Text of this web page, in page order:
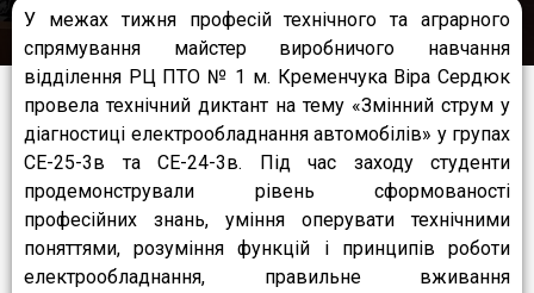
У межах тижня професій технічного та аграрного
спрямування майстер виробничого навчання
відділення РЦ ПТО № 1 м. Кременчука Віра Сердюк
провела технічний диктант на тему «Змінний струм у
діагностиці електрообладнання автомобілів» у групах
СЕ-25-3в та СЕ-24-3в. Під час заходу студенти
продемонстрували рівень сформованості
професійних знань, уміння оперувати технічними
поняттями, розуміння функцій і принципів роботи
електрообладнання, правильне вживання